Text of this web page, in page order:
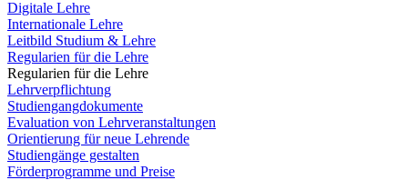
Digitale Lehre
Internationale Lehre
Leitbild Studium & Lehre
Regularien für die Lehre
Regularien für die Lehre
Lehrverpflichtung
Studiengangdokumente
Evaluation von Lehrveranstaltungen
Orientierung für neue Lehrende
Studiengänge gestalten
Förderprogramme und Preise